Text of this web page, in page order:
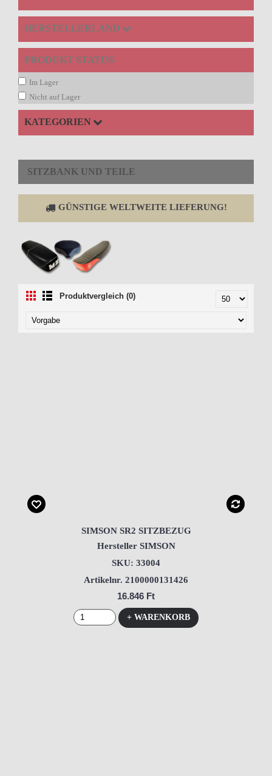
HERSTELLERLAND
PRODUKT STATUS
Im Lager
Nicht auf Lager
KATEGORIEN
SITZBANK UND TEILE
GÜNSTIGE WELTWEITE LIEFERUNG!
Produktvergleich (0)
SIMSON SR2 SITZBEZUG
Hersteller SIMSON
SKU: 33004
Artikelnr. 2100000131426
16.846 Ft
+ WARENKORB